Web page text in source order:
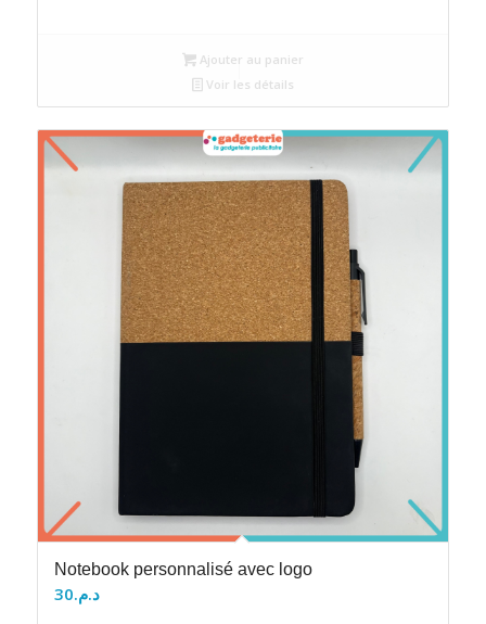
Ajouter au panier
Voir les détails
Notebook personnalisé avec logo
د.م.30